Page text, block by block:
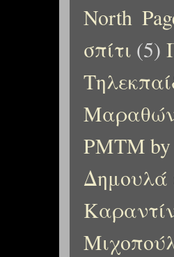
North
σπίτι (5)
PMTM by
Δημουλά